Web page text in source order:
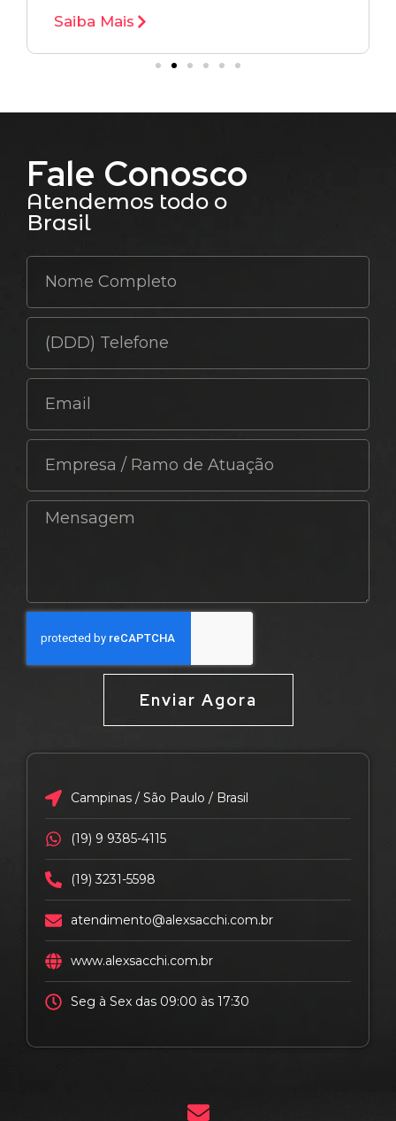
Saiba Mais
Fale Conosco
Atendemos todo o
Brasil
Enviar Agora
Campinas / São Paulo / Brasil
(19) 9 9385-4115
(19) 3231-5598
atendimento@alexsacchi.com.br
www.alexsacchi.com.br
Seg à Sex das 09:00 às 17:30